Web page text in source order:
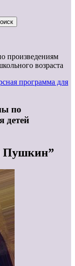
произведениям
возраста
программа для
по
детей
Пушкин”